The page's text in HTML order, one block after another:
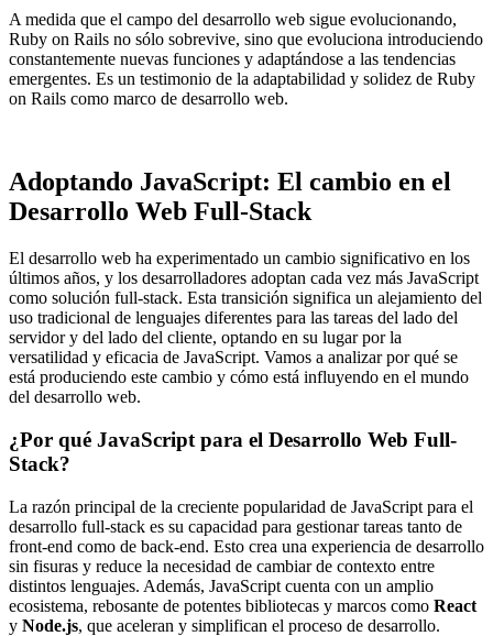
A medida que el campo del desarrollo web sigue evolucionando,
Ruby on Rails no sólo sobrevive, sino que evoluciona introduciendo
constantemente nuevas funciones y adaptándose a las tendencias
emergentes. Es un testimonio de la adaptabilidad y solidez de Ruby
on Rails como marco de desarrollo web.
Adoptando JavaScript: El cambio en el
Desarrollo Web Full-Stack
El desarrollo web ha experimentado un cambio significativo en los
últimos años, y los desarrolladores adoptan cada vez más JavaScript
como solución full-stack. Esta transición significa un alejamiento del
uso tradicional de lenguajes diferentes para las tareas del lado del
servidor y del lado del cliente, optando en su lugar por la
versatilidad y eficacia de JavaScript. Vamos a analizar por qué se
está produciendo este cambio y cómo está influyendo en el mundo
del desarrollo web.
¿Por qué JavaScript para el Desarrollo Web Full-
Stack?
La razón principal de la creciente popularidad de JavaScript para el
desarrollo full-stack es su capacidad para gestionar tareas tanto de
front-end como de back-end. Esto crea una experiencia de desarrollo
sin fisuras y reduce la necesidad de cambiar de contexto entre
distintos lenguajes. Además, JavaScript cuenta con un amplio
ecosistema, rebosante de potentes bibliotecas y marcos como React
y Node.js, que aceleran y simplifican el proceso de desarrollo.